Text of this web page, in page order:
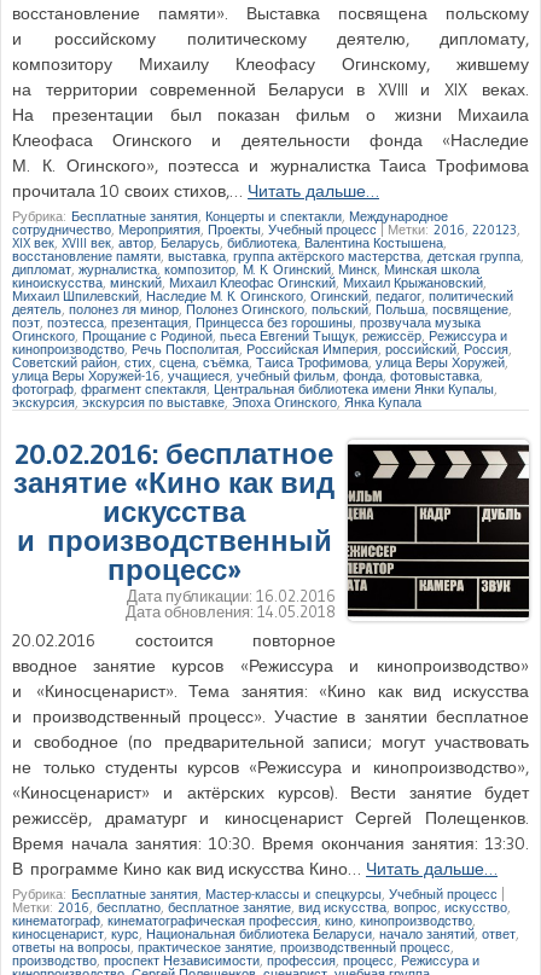
восстановление памяти». Выставка посвящена польскому
и российскому политическому деятелю, дипломату,
композитору Михаилу Клеофасу Огинскому, жившему
на территории современной Беларуси в XVIII и XIX веках.
На презентации был показан фильм о жизни Михаила
Клеофаса Огинского и деятельности фонда «Наследие
М. К. Огинского», поэтесса и журналистка Таиса Трофимова
прочитала 10 своих стихов,… Читать дальше…
Рубрика: Бесплатные занятия Концерты и спектакли Международное
сотрудничество Мероприятия Проекты Учебный процесс |Метки: 2016 220123
XIX век, XVIII век, автор ,Беларусь библиотека Валентина Костышена
восстановление памяти выставка группа актёрского мастерства детская группа
дипломат журналистка ,композитор, М. К. Огинский Минск Минская школа
киноискусства минский Михаил Клеофас Огинский Михаил Крыжановский
Михаил Шпилевский Наследие М. К. Огинского Огинский педагог политический
деятель полонез ля минор ,Полонез Огинского польский, Польша посвящение
поэт поэтесса презентация Принцесса без горошины прозвучала музыка
Огинского Прощание с Родиной пьеса Евгений Тыщук режиссёр Режиссура и
кинопроизводство Речь Посполитая Российская Империя российский Россия
Советский район стих сцена съёмка Таиса Трофимова улица Веры Хоружей
улица Веры Хоружей-16 учащиеся учебный фильм фонда фотовыставка
фотограф фрагмент спектакля Центральная библиотека имени Янки Купалы
экскурсия экскурсия по выставке Эпоха Огинского Янка Купала
20.02.2016: бесплатное
занятие «Кино как вид
искусства
и производственный
процесс»
Дата публикации: 16.02.2016
Дата обновления: 14.05.2018
20.02.2016 состоится повторное
вводное занятие курсов «Режиссура и кинопроизводство»
и «Киносценарист». Тема занятия: «Кино как вид искусства
и производственный процесс». Участие в занятии бесплатное
и свободное (по предварительной записи; могут участвовать
не только студенты курсов «Режиссура и кинопроизводство»,
«Киносценарист» и актёрских курсов). Вести занятие будет
режиссёр, драматург и киносценарист Сергей Полещенков.
Время начала занятия: 10:30. Время окончания занятия: 13:30.
В программе Кино как вид искусства Кино… Читать дальше…
Рубрика: Бесплатные занятия Мастер-классы и спецкурсы Учебный процесс
Метки: 2016 бесплатно бесплатное занятие вид искусства вопрос искусство
кинематограф кинематографическая профессия, кино кинопроизводство
киносценарист курс Национальная библиотека Беларуси начало занятий ответ
ответы на вопросы практическое занятие производственный процесс
производство,проспект Независимости профессия, процесс Режиссура и